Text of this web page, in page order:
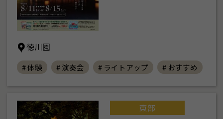
徳川園
# 体験 # 演奏会 # ライトアップ # おすすめ
東部